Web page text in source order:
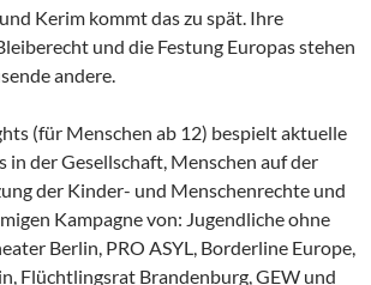
Kerim kommt das zu spät. Ihre
und die Festung Europas stehen
andere.
(für Menschen ab 12) bespielt aktuelle
in der Gesellschaft, Menschen auf der
der Kinder- und Menschenrechte und
Kampagne von: Jugendliche ohne
Berlin, PRO ASYL, Borderline Europe,
Flüchtlingsrat Brandenburg, GEW und